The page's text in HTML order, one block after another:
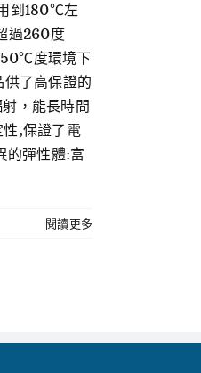
到180℃左
過260度
度環境下
了高保證的
，能長時間
,保證了電
的彈性體:富
閱讀更多